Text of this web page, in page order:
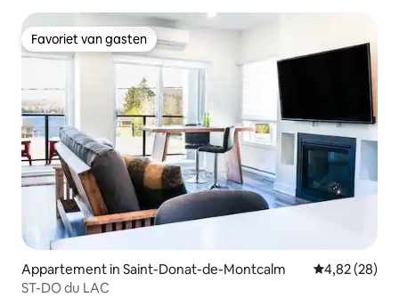
Favoriet van gasten
Favoriet van gasten
Appartement in Saint-Donat-de-Montcalm Gemiddelde
4,82 (28)
ST-DO du LAC